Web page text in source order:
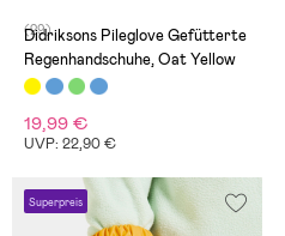
(29)
Didriksons Pileglove Gefütterte
Regenhandschuhe, Oat Yellow
19,99 €
UVP: 22,90 €
Superpreis